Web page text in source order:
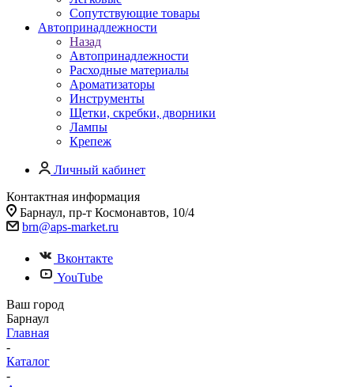
Сопутствующие товары
Автопринадлежности
Назад
Автопринадлежности
Расходные материалы
Ароматизаторы
Инструменты
Щетки, скребки, дворники
Лампы
Крепеж
Личный кабинет
Контактная информация
Барнаул, пр-т Космонавтов, 10/4
brn@aps-market.ru
Вконтакте
YouTube
Ваш город
Барнаул
Главная
-
Каталог
-